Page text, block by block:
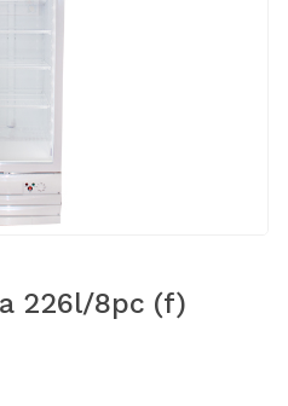
226l/8pc (f)